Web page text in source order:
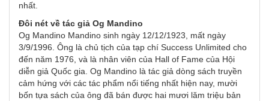
nhất.
Đôi nét về tác giả Og Mandino
Og Mandino Mandino sinh ngày 12/12/1923, mất ngày
3/9/1996. Ông là chủ tịch của tạp chí Success Unlimited cho
đến năm 1976, và là nhân viên của Hall of Fame của Hội
diễn giả Quốc gia. Og Mandino là tác giả dòng sách truyền
cảm hứng với các tác phẩm nổi tiếng nhất hiện nay, mười
bốn tựa sách của ông đã bán được hai mươi lăm triệu bản